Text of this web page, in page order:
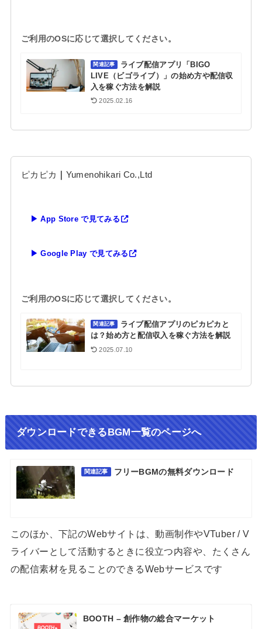
ご利用のOSに応じて選択してください。
関連記事
ライブ配信アプリ「BIGO
LIVE（ビゴライブ）」の始め方や配信収
入を稼ぐ方法を解説
2025.02.16
ピカピカ ｜ Yumenohikari Co.,Ltd
▶ App Store で見てみる
▶ Google Play で見てみる
ご利用のOSに応じて選択してください。
関連記事
ライブ配信アプリのピカピカと
は？始め方と配信収入を稼ぐ方法を解説
2025.07.10
ダウンロードできるBGM一覧のページへ
関連記事 フリーBGMの無料ダウンロード
このほか、下記のWebサイトは、動画制作やVTuber / V
ライバーとして活動するときに役立つ内容や、たくさん
の配信素材を見ることのできるWebサービスです
BOOTH – 創作物の総合マーケット